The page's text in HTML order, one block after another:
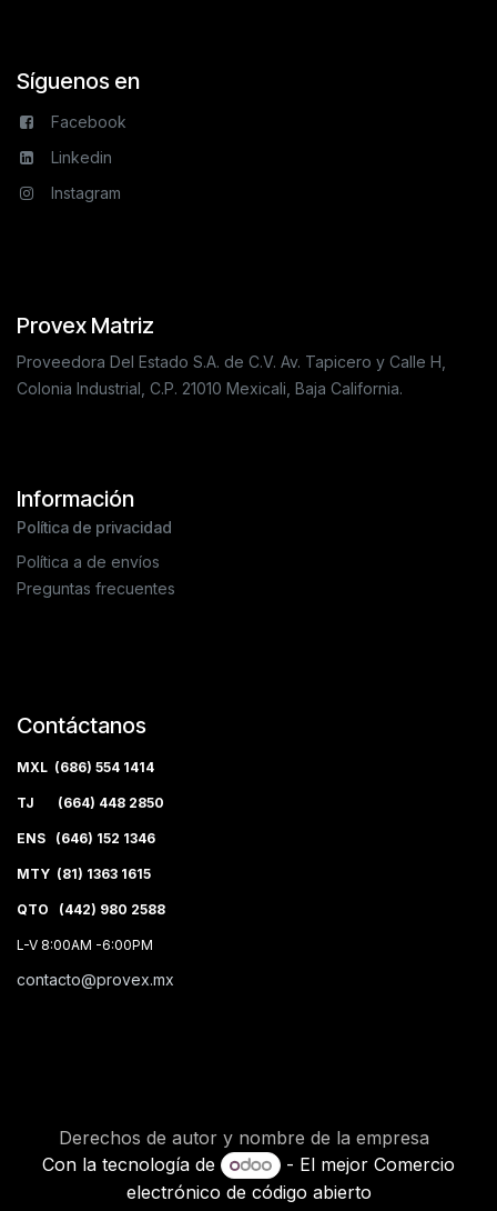
Síguenos en
Facebook
Linkedin
Instagram
Provex Matriz
Proveedora Del Estado S.A. de C.V. Av. Tapicero y Calle H,
Colonia Industrial, C.P. 21010 Mexicali, Baja California.
Información
Política de privacidad
Política a de envíos
Preguntas frecuentes
Contáctanos
MXL (686) 554 1414
TJ (664) 448 2850
ENS (646) 152 1346
MTY (81) 1363 1615
QTO (442) 980 2588
L-V 8:00AM -6:00PM
contacto@provex.mx
Derechos de autor y nombre de la empresa
Con la tecnología de
- El mejorComercio
electrónico de código abierto